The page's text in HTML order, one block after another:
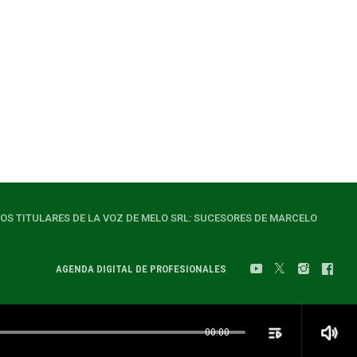
00:00 playlist_play volume_up
TITULARES DE LA VOZ DE MELO SRL: SUCESORES DE MARCELO
AGENDA DIGITAL DE PROFESIONALES